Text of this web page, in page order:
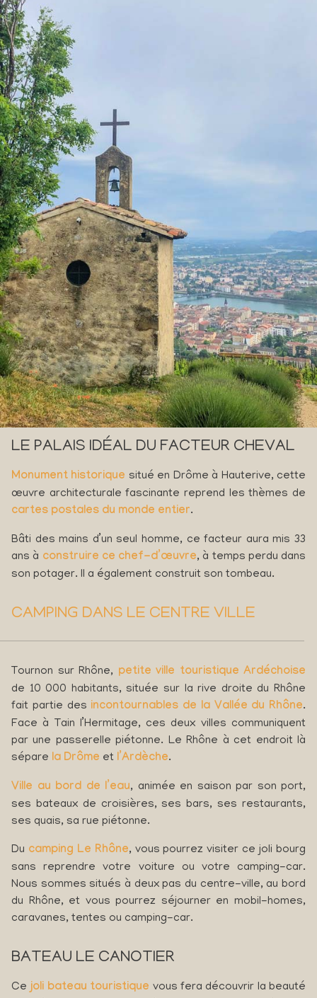
LE PALAIS IDÉAL DU FACTEUR CHEVAL
Monument historique situé en Drôme à Hauterive, cette
œuvre architecturale fascinante reprend les thèmes de
cartes postales du monde entier.
Bâti des mains d’un seul homme, ce facteur aura mis 33
ans à construire ce chef-d’œuvre, à temps perdu dans
son potager. Il a également construit son tombeau.
CAMPING DANS LE CENTRE VILLE
Tournon sur Rhône, petite ville touristique Ardéchoise
de 10 000 habitants, située sur la rive droite du Rhône
fait partie des incontournables de la Vallée du Rhône.
Face à Tain l’Hermitage, ces deux villes communiquent
par une passerelle piétonne. Le Rhône à cet endroit là
sépare la Drôme et l’Ardèche.
Ville au bord de l’eau, animée en saison par son port,
ses bateaux de croisières, ses bars, ses restaurants,
ses quais, sa rue piétonne.
Du camping Le Rhône, vous pourrez visiter ce joli bourg
sans reprendre votre voiture ou votre camping-car.
Nous sommes situés à deux pas du centre-ville, au bord
du Rhône, et vous pourrez séjourner en mobil-homes,
caravanes, tentes ou camping-car.
BATEAU LE CANOTIER
Ce joli bateau touristique vous fera découvrir la beauté